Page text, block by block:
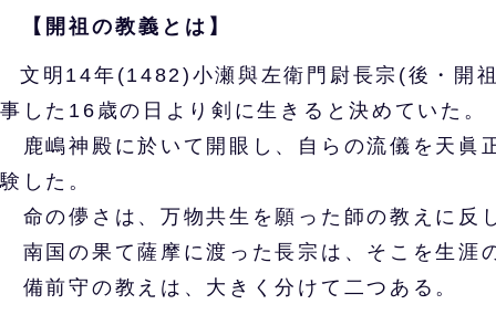
【開祖の教義とは】
文明14年(1482)小瀬與左衛門尉長宗(後・開
事した16歳の日より剣に生きると決めていた。
鹿嶋神殿に於いて開眼し、自らの流儀を天眞
験した。
命の儚さは、万物共生を願った師の教えに反
南国の果て薩摩に渡った長宗は、そこを生涯
備前守の教えは、大きく分けて二つある。